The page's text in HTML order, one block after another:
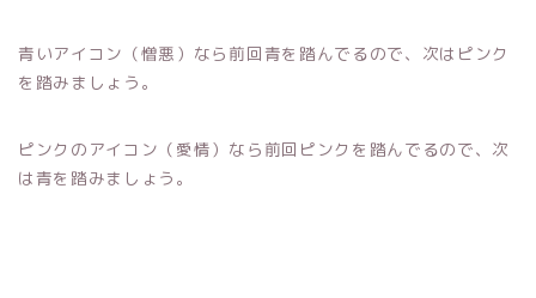
青いアイコン（憎悪）なら前回青を踏んでるので、次はピンク
を踏みましょう。
ピンクのアイコン（愛情）なら前回ピンクを踏んでるので、次
は青を踏みましょう。